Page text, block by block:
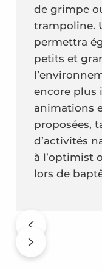
de grimpe
trampoline.
permettra
petits et
encore plus
animations
proposées,
d’activités
à l’optimist
lors de